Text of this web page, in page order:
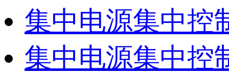
集中电源集中控
集中电源集中控